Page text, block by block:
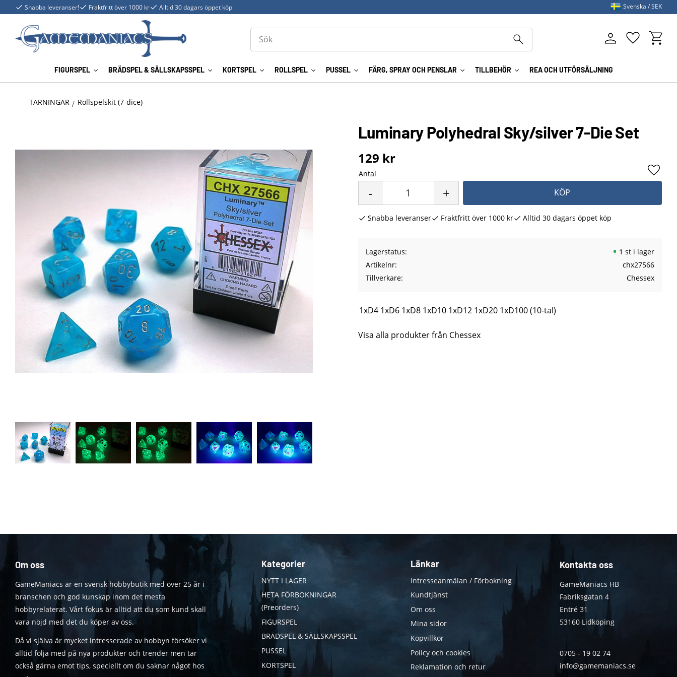
Snabba leveranser! Fraktfritt över 1000 kr Alltid 30 dagars öppet köp
FIGURSPEL BRÄDSPEL & SÄLLSKAPSSPEL KORTSPEL ROLLSPEL PUSSEL FÄRG, SPRAY OCH PENSLAR TILLBEHÖR REA OCH UTFÖRSÄLJNING
Favoriter
Svenska SEK
TÄRNINGAR Rollspelskit (7-dice)
Luminary Polyhedral Sky/silver 7-Die Set
129 kr
Antal
+
- KÖP
Lägg
Snabba leveranser Fraktfritt över 1000 kr Alltid 30 dagars öppet köp
Lagerstatus
1 st i lager
Artikelnr
chx27566
Tillverkare
Chessex
1xD4 1xD6 1xD8 1xD10 1xD12 1xD20 1xD100 (10-tal)
Visa alla produkter från Chessex
Om oss
GameManiacs är en svensk hobbybutik med över 25 år i
branschen och god kunskap inom det mesta
hobbyrelaterat. Vårt fokus är alltid att du som kund skall
vara nöjd med det du köper av oss.
Då vi själva är mycket intresserade av hobbyn försöker vi
alltid följa med på nya produkter och trender men tar
också gärna emot tips, speciellt om du saknar något hos
Kategorier
NYTT I LAGER
HETA FÖRBOKNINGAR
(Preorders)
FIGURSPEL
BRÄDSPEL & SÄLLSKAPSSPEL
PUSSEL
KORTSPEL
Länkar
Intresseanmälan / Förbokning
Kundtjänst
Om oss
Mina sidor
Köpvillkor
Policy och cookies
Reklamation och retur
Kontakta oss
GameManiacs HB
Fabriksgatan 4
Entré 31
53160 Lidköping
0705 - 19 02 74
info@gamemaniacs.se